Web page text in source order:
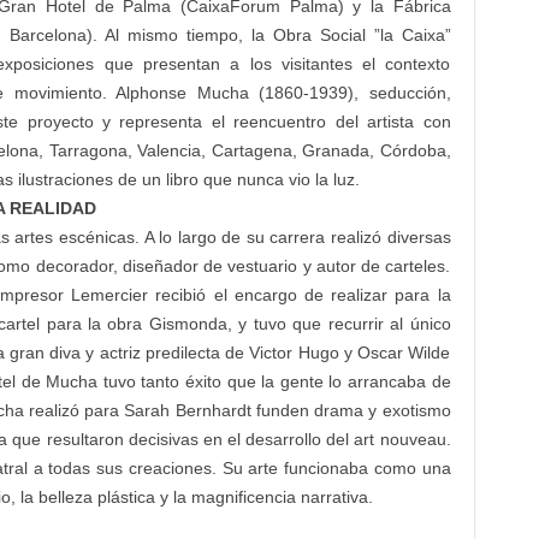
Hotel de Palma (CaixaForum Palma) y la Fábrica
Al mismo tiempo, la Obra Social ”la Caixa”
que presentan a los visitantes el contexto
Alphonse Mucha (1860-1939), seducción,
proyecto y representa el reencuentro del artista con
Tarragona, Valencia, Cartagena, Granada, Córdoba,
ilustraciones de un libro que nunca vio la luz.
REALIDAD
artes escénicas. A lo largo de su carrera realizó diversas
decorador, diseñador de vestuario y autor de carteles.
Lemercier recibió el encargo de realizar para la
para la obra Gismonda, y tuvo que recurrir al único
diva y actriz predilecta de Victor Hugo y Oscar Wilde
de Mucha tuvo tanto éxito que la gente lo arrancaba de
realizó para Sarah Bernhardt funden drama y exotismo
resultaron decisivas en el desarrollo del art nouveau.
a todas sus creaciones. Su arte funcionaba como una
la belleza plástica y la magnificencia narrativa.